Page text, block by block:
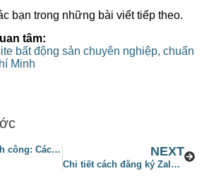
bạn trong những bài viết tiếp theo.
tâm:
bất động sản chuyên nghiệp, chuẩn
Minh
Bí quyết thành công: Cách làm nhà hàng trở nên nổi bật và thu hút khách hàng năm 2023 NEXT
Chi tiết cách đăng ký Zalo Business siêu đơn giản, Ai cũng làm được !!